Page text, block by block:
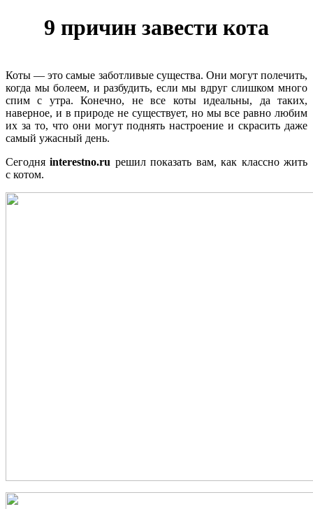
9 причин завести кота
Коты — это самые заботливые существа. Они могут полечить,
когда мы болеем, и разбудить, если мы вдруг слишком много
спим с утра. Конечно, не все коты идеальны, да таких,
наверное, и в природе не существует, но мы все равно любим
их за то, что они могут поднять настроение и скрасить даже
самый ужасный день.
Сегодняinterestno.ru решил показать вам, как классно жить
с котом.